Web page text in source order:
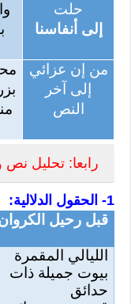
حلت
إلى أنفاسنا
من إن عزائي
إلى آخر
النص
رابعا: تحليل نص
1- الحقول الدلالية:
قبل رحيل
الليالي المقمرة
بيوت جميلة ذات
حدائق